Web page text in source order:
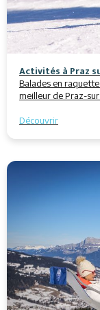
Activités à Praz
Balades en
meilleur de Praz-
Découvrir